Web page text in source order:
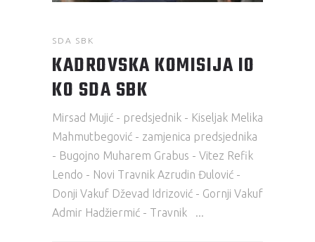
SDA SBK
KADROVSKA KOMISIJA IO
KO SDA SBK
Mirsad Mujić - predsjednik - Kiseljak Melika
Mahmutbegović - zamjenica predsjednika
- Bugojno Muharem Grabus - Vitez Refik
Lendo - Novi Travnik Azrudin Đulović -
Donji Vakuf Dževad Idrizović - Gornji Vakuf
Admir Hadžiermić - Travnik